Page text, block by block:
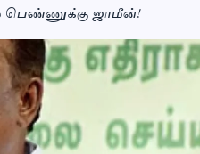
பெண்ணுக்கு ஜாமீன்!